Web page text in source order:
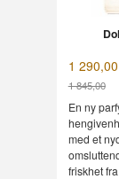
1 290,00
1 845,00
Rabatt
En ny
med et
friskhet